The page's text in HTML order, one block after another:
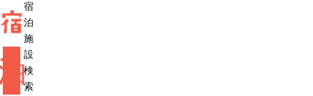
宿
泊
施
設
検
索